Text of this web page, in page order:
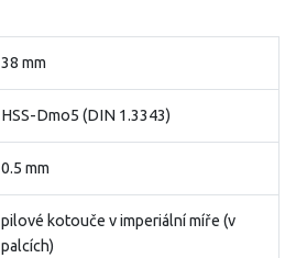
38 mm
HSS-Dmo5 (DIN 1.3343)
0.5 mm
pilové kotouče v imperiální míře (v
palcích)